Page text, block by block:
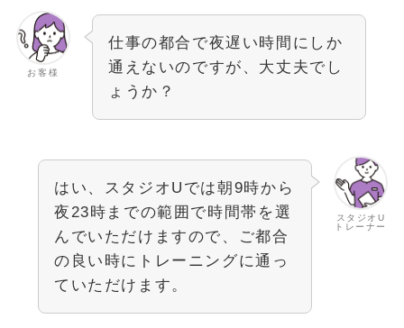
お客様
仕事の都合で夜遅い時間にしか
通えないのですが、大丈夫でし
ょうか？
スタジオU
トレーナー
はい、スタジオUでは朝9時から
夜23時までの範囲で時間帯を選
んでいただけますので、ご都合
の良い時にトレーニングに通っ
ていただけます。